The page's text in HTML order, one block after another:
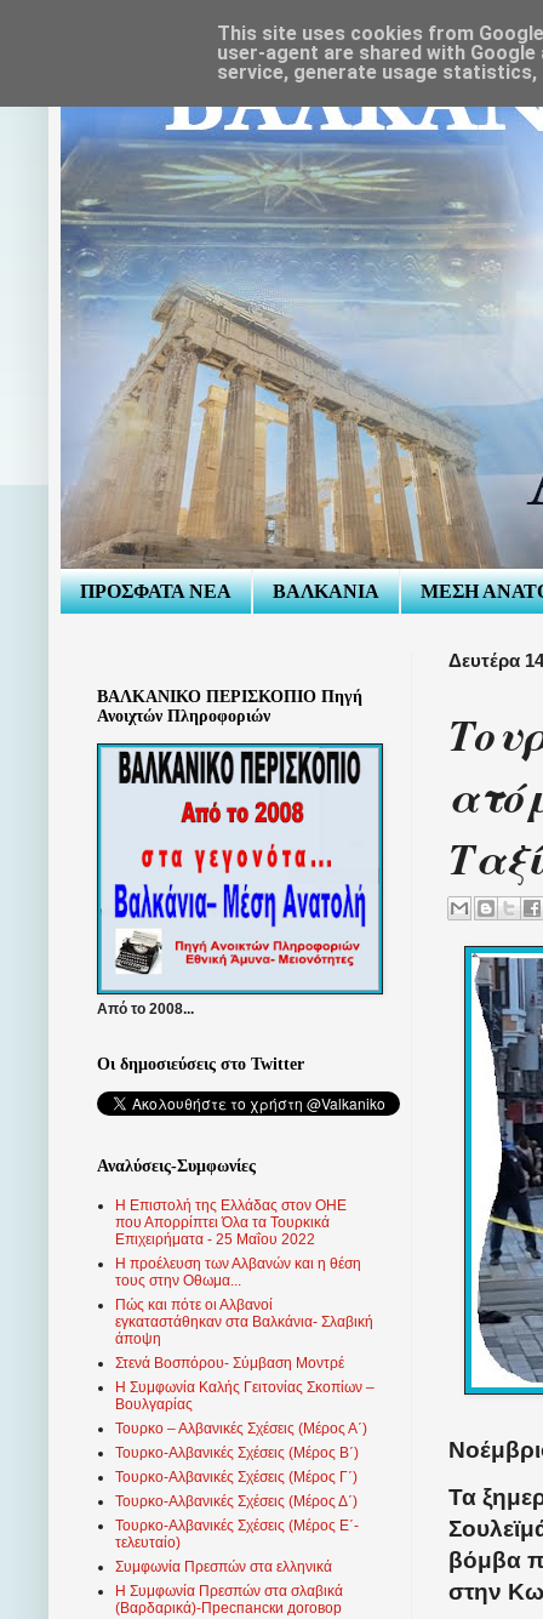
ΠΡΟΣΦΑΤΑ ΝΕΑ ΒΑΛΚΑΝΙΑ ΜΕΣΗ
Δευτέρα
Τα
βόμβα
στην
ΒΑΛΚΑΝΙΚΟ ΠΕΡΙΣΚΟΠΙΟ Πηγή
Ανοιχτών Πληροφοριών
Από το 2008...
Οι δημοσιεύσεις στο Twitter
Αναλύσεις-Συμφωνίες
Η Επιστολή της Ελλάδας στον ΟΗΕ
που Απορρίπτει Όλα τα Τουρκικά
Επιχειρήματα - 25 Μαΐου 2022
Η προέλευση των Αλβανών και η θέση
τους στην Οθωμα...
Πώς και πότε οι Αλβανοί
εγκαταστάθηκαν στα Βαλκάνια- Σλαβική
άποψη
Στενά Βοσπόρου- Σύμβαση Μοντρέ
Η Συμφωνία Καλής Γειτονίας Σκοπίων –
Βουλγαρίας
Τουρκο – Αλβανικές Σχέσεις (Mέρος Α΄)
Τουρκο-Αλβανικές Σχέσεις (Μέρος Β΄)
Τουρκο-Αλβανικές Σχέσεις (Μέρος Γ΄)
Τουρκο-Αλβανικές Σχέσεις (Μέρος Δ΄)
Τουρκο-Αλβανικές Σχέσεις (Μέρος Ε΄-
τελευταίο)
Συμφωνία Πρεσπών στα ελληνικά
Η Συμφωνία Πρεσπών στα σλαβικά
(Βαρδαρικά)-Преспански договор
This site uses cookies from
user-agent are shared with
service, generate usage statistics,